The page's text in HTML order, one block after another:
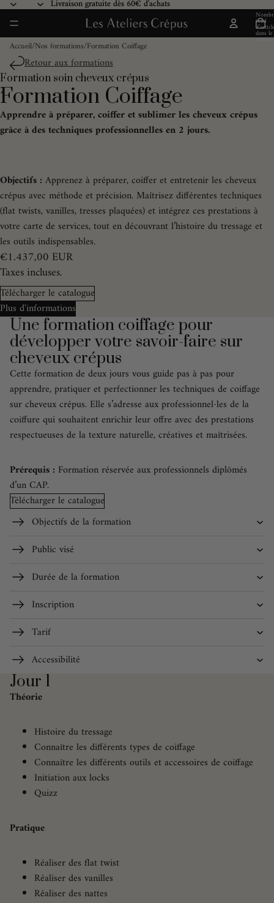
Livraison gratuite dès 60€ d'achats
Livraison gratuite dès 60€ d'achats
total
dans le
Accueil/Nos formations/Formation Coiffage
Retour aux formations
Formation soin cheveux crépus​
Formation Coiffage
Apprendre à préparer, coiffer et sublimer les cheveux crépus
grâce à des techniques professionnelles en 2 jours.
Objectifs : Apprenez à préparer, coiffer et entretenir les cheveux
crépus avec méthode et précision. Maîtrisez différentes techniques
(flat twists, vanilles, tresses plaquées) et intégrez ces prestations à
votre carte de services, tout en découvrant l’histoire du tressage et
les outils indispensables.
€1.437,00 EUR
Taxes incluses.
Télécharger le catalogue
Plus d'informations
2
Une formation coiffage pour
développer votre savoir-faire sur
cheveux crépus
Cette formation de deux jours vous guide pas à pas pour
apprendre, pratiquer et perfectionner les techniques de coiffage
sur cheveux crépus. Elle s’adresse aux professionnel·les de la
coiffure qui souhaitent enrichir leur offre avec des prestations
respectueuses de la texture naturelle, créatives et maîtrisées.
Prérequis : Formation réservée aux professionnels diplômés
d’un CAP.
Télécharger le catalogue
Objectifs de la formation
Public visé
Durée de la formation
Inscription
Tarif
Accessibilité
Jour 1
Théorie
Histoire du tressage
Connaître les différents types de coiffage
Connaître les différents outils et accessoires de coiffage
Initiation aux locks
Quizz
Pratique
Réaliser des flat twist
Réaliser des vanilles
Réaliser des nattes